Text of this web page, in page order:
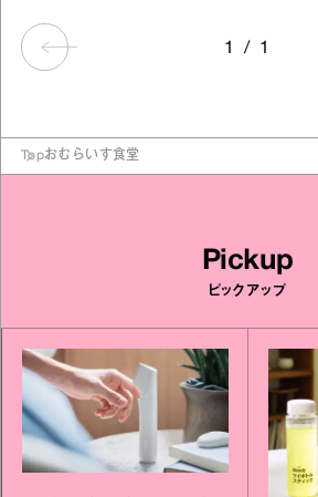
1 / 1
Topおむらいす食堂
Pickup
ピックアップ